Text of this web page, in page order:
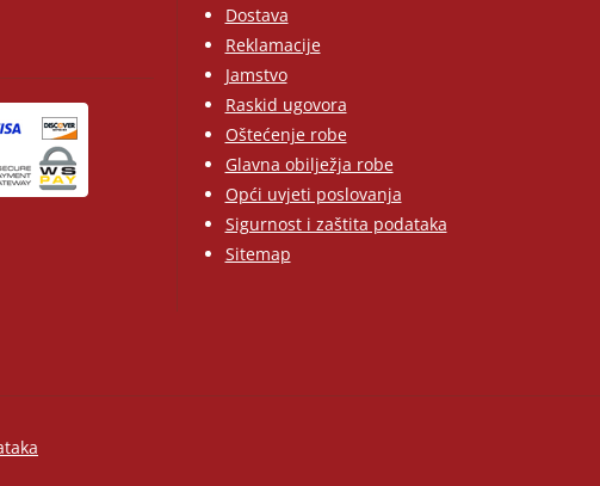
Dostava
Reklamacije
Jamstvo
Raskid ugovora
Oštećenje robe
Glavna obilježja robe
Opći uvjeti poslovanja
Sigurnost i zaštita podataka
Sitemap